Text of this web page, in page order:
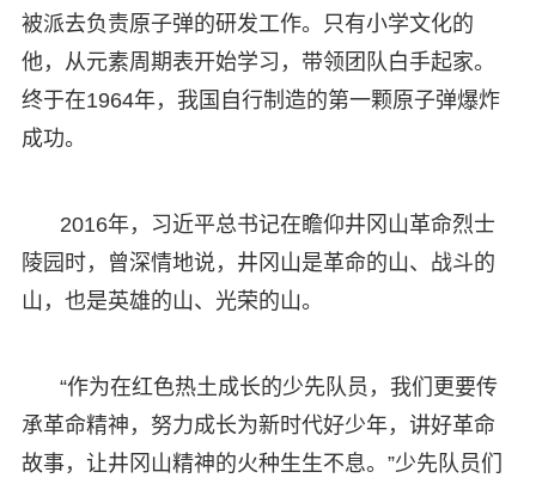
被派去负责原子弹的研发工作。只有小学文化的
他，从元素周期表开始学习，带领团队白手起家。
终于在1964年，我国自行制造的第一颗原子弹爆炸
成功。
2016年，习近平总书记在瞻仰井冈山革命烈士
陵园时，曾深情地说，井冈山是革命的山、战斗的
山，也是英雄的山、光荣的山。
“作为在红色热土成长的少先队员，我们更要传
承革命精神，努力成长为新时代好少年，讲好革命
故事，让井冈山精神的火种生生不息。”少先队员们